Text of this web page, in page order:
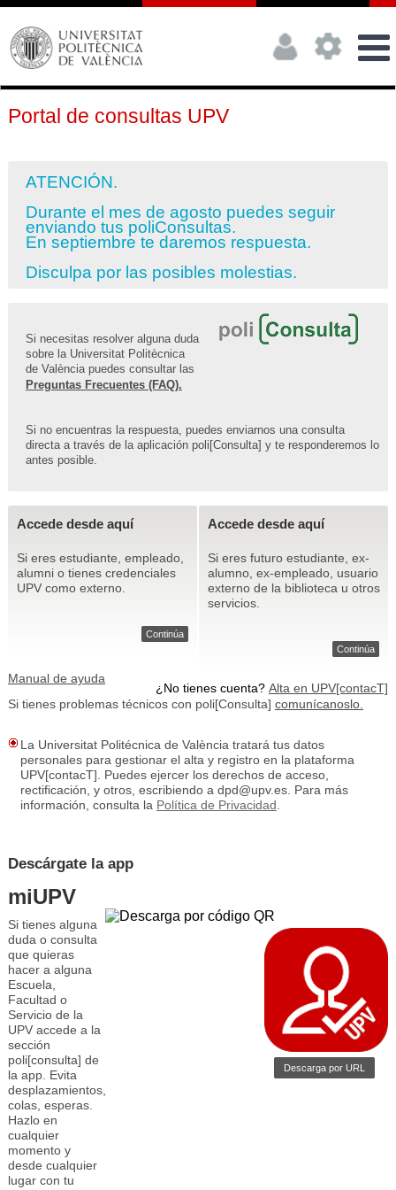
Portal de consultas UPV
ATENCIÓN.
Durante el mes de agosto puedes seguir
enviando tus poliConsultas.
En septiembre te daremos respuesta.
Disculpa por las posibles molestias.
Si necesitas resolver alguna duda
sobre la Universitat Politècnica
de València puedes consultar las
Preguntas Frecuentes (FAQ).
Si no encuentras la respuesta, puedes enviarnos una consulta
directa a través de la aplicación poli[Consulta] y te responderemos lo
antes posible.
Accede desde aquí
Si eres estudiante, empleado,
alumni o tienes credenciales
UPV como externo.
Continúa
Accede desde aquí
Si eres futuro estudiante, ex-
alumno, ex-empleado, usuario
externo de la biblioteca u otros
servicios.
Continúa
¿No tienes cuenta? Alta en UPV[contacT]
Manual de ayuda
Si tienes problemas técnicos con poli[Consulta] comunícanoslo.
La Universitat Politécnica de València tratará tus datos
personales para gestionar el alta y registro en la plataforma
UPV[contacT]. Puedes ejercer los derechos de acceso,
rectificación, y otros, escribiendo a dpd@upv.es. Para más
información, consulta la Política de Privacidad
Descárgate la app
miUPV
Si tienes alguna
duda o consulta
que quieras
hacer a alguna
Escuela,
Facultad o
Servicio de la
UPV accede a la
sección
poli[consulta] de
la app. Evita
desplazamientos,
colas, esperas.
Hazlo en
cualquier
momento y
desde cualquier
lugar con tu
Descarga por URL